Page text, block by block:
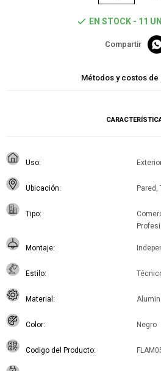
EN STOCK - 11

Métodos y costos de
Uso
Ubicación Pared,
Tipo
Montaje
Estilo
Material
Color Negro
Codigo del Producto